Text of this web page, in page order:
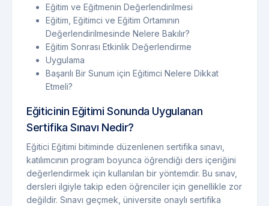
Eğitim ve Eğitmenin Değerlendirilmesi
Eğitim, Eğitimci ve Eğitim Ortamının
Değerlendirilmesinde Nelere Bakılır?
Eğitim Sonrası Etkinlik Değerlendirme
Uygulama
Başarılı Bir Sunum için Eğitimci Nelere Dikkat
Etmeli?
Eğiticinin Eğitimi Sonunda Uygulanan
Sertifika Sınavı Nedir?
Eğitici Eğitimi bitiminde düzenlenen sertifika sınavı,
katılımcının program boyunca öğrendiği ders içeriğini
değerlendirmek için kullanılan bir yöntemdir. Bu sınav,
dersleri ilgiyle takip eden öğrenciler için genellikle zor
değildir. Sınavı geçmek, üniversite onaylı sertifika